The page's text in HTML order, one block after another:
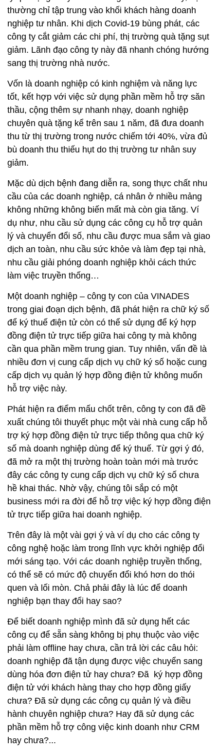
thường chỉ tập trung vào khối khách hàng doanh
nghiệp tư nhân. Khi dịch Covid-19 bùng phát, các
công ty cắt giảm các chi phí, thị trường quà tặng sụt
giảm. Lãnh đạo công ty này đã nhanh chóng hướng
sang thị trường nhà nước.
Vốn là doanh nghiệp có kinh nghiệm và năng lực
tốt, kết hợp với việc sử dụng phần mềm hỗ trợ săn
thầu, cộng thêm sự nhanh nhạy, doanh nghiệp
chuyên quà tặng kể trên sau 1 năm, đã đưa doanh
thu từ thị trường trong nước chiếm tới 40%, vừa đủ
bù doanh thu thiếu hụt do thị trường tư nhân suy
giảm.
Mặc dù dịch bệnh đang diễn ra, song thực chất nhu
cầu của các doanh nghiệp, cá nhân ở nhiều mảng
không những không biến mất mà còn gia tăng. Ví
dụ như, nhu cầu sử dụng các công cụ hỗ trợ quản
lý và chuyển đổi số, nhu cầu được mua sắm và giao
dịch an toàn, nhu cầu sức khỏe và làm đẹp tại nhà,
nhu cầu giải phóng doanh nghiệp khỏi cách thức
làm việc truyền thống…
Một doanh nghiệp – công ty con của VINADES
trong giai đoạn dịch bệnh, đã phát hiện ra chữ ký số
để ký thuế điện tử còn có thể sử dụng để ký hợp
đồng điện tử trực tiếp giữa hai công ty mà không
cần qua phần mềm trung gian. Tuy nhiên, vấn đề là
nhiều đơn vị cung cấp dịch vụ chữ ký số hoặc cung
cấp dịch vụ quản lý hợp đồng điện tử không muốn
hỗ trợ việc này.
Phát hiện ra điểm mấu chốt trên, công ty con đã đề
xuất chúng tôi thuyết phục một vài nhà cung cấp hỗ
trợ ký hợp đồng điện tử trực tiếp thông qua chữ ký
số mà doanh nghiệp dùng để ký thuế. Từ gợi ý đó,
đã mở ra một thị trường hoàn toàn mới mà trước
đây các công ty cung cấp dịch vụ chữ ký số chưa
hề khai thác. Nhờ vậy, chúng tôi sắp có một
business mới ra đời để hỗ trợ việc ký hợp đồng điện
tử trực tiếp giữa hai doanh nghiệp.
Trên đây là một vài gợi ý và ví dụ cho các công ty
công nghệ hoặc làm trong lĩnh vực khởi nghiệp đổi
mới sáng tạo. Với các doanh nghiệp truyền thống,
có thể sẽ có mức độ chuyển đổi khó hơn do thói
quen và lối mòn. Chả phải đây là lúc để doanh
nghiệp bạn thay đổi hay sao?
Để biết doanh nghiệp mình đã sử dụng hết các
công cụ để sẵn sàng không bị phụ thuộc vào việc
phải làm offline hay chưa, cần trả lời các câu hỏi:
doanh nghiệp đã tận dụng được việc chuyển sang
dùng hóa đơn điện tử hay chưa? Đã ký hợp đồng
điện tử với khách hàng thay cho hợp đồng giấy
chưa? Đã sử dụng các công cụ quản lý và điều
hành chuyên nghiệp chưa? Hay đã sử dụng các
phần mềm hỗ trợ công việc kinh doanh như CRM
hay chưa?...